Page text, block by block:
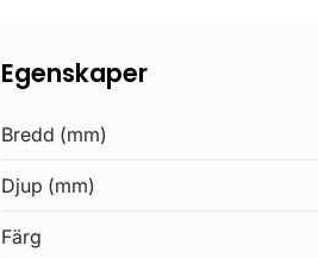
Egenskaper
Bredd (mm)
Djup (mm)
Färg